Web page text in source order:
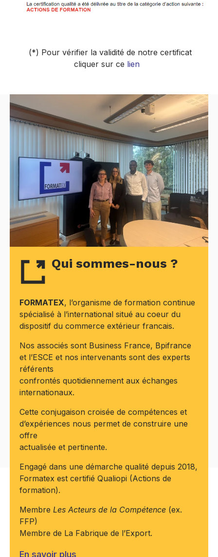
(*) Pour vérifier la validité de notre certificat
cliquer sur ce lien
Qui sommes-nous ?
FORMATEX, l’organisme de formation continue
spécialisé à l’international situé au coeur du
dispositif du commerce extérieur francais.
Nos associés sont Business France, Bpifrance
et l’ESCE et nos intervenants sont des experts
référents
confrontés quotidiennement aux échanges
internationaux.
Cette conjugaison croisée de compétences et
d’expériences nous permet de construire une
offre
actualisée et pertinente.
Engagé dans une démarche qualité depuis 2018,
Formatex est certifié Qualiopi (Actions de
formation).
Membre Les Acteurs de la Compétence (ex.
FFP)
Membre de La Fabrique de l’Export.
En savoir plus